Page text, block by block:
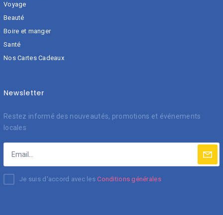
Voyage
Beauté
Boire et manger
Santé
Nos Cartes Cadeaux
Newsletter
Restez informé des nouveautés, promotions et événements
locales
Je suis d'accord avec lesConditions générales